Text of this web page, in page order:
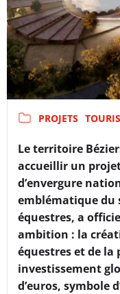
PROJETS
Le territoire
accueillir un
d’envergure
emblématique du
équestres, a
ambition : la
équestres et de la
investissement
d’euros, symbole